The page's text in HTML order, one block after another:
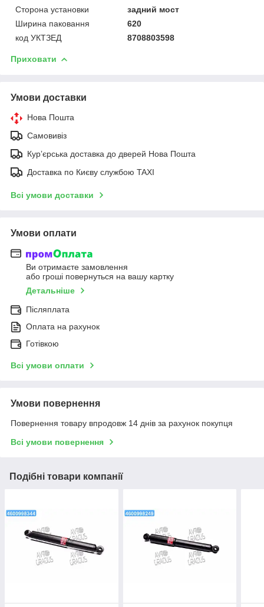
Сторона установки
задний мост
Ширина паковання
620
код УКТЗЕД
8708803598
Приховати
Умови доставки
Нова Пошта
Самовивіз
Курʼєрська доставка до дверей Нова Пошта
Доставка по Києву службою TAXI
Всі умови доставки
Умови оплати
Ви отримаєте замовлення
або гроші повернуться на вашу картку
Детальніше
Післяплата
Оплата на рахунок
Готівкою
Всі умови оплати
Умови повернення
Повернення товару впродовж 14 днів за рахунок покупця
Всі умови повернення
Подібні товари компанії